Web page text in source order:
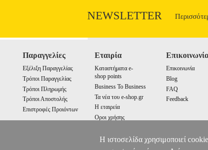
NEWSLETTER
Παραγγελίες
Εξέλιξη Παραγγελίας
Τρόποι Παραγγελίας
Τρόποι Πληρωμής
Τρόποι Αποστολής
Επιστροφές Προιόντων
Εταιρία
Καταστήματα e-
shop points
Business To Business
Τα νέα του e-shop.gr
Η εταιρεία
Οροι χρήσης
Επικοινωνία
Blog
FAQ
Feedback
Η ιστοσελίδα χρησιμοποιεί